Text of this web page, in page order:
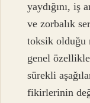
yaydığını, iş
ve zorbalık
toksik olduğu
genel
sürekli
fikirlerinin